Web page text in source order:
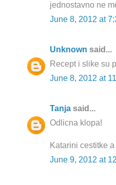
jednostavno ne
June 8, 2012 at
Unknown said...
Recept i slike su
June 8, 2012 at
Tanja said...
Odlicna klopa!
Katarini cestitke
June 9, 2012 at